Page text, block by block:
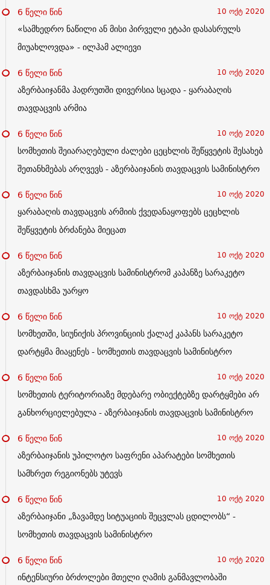
6 წელი წინ
10 ოქტ 2020
«სამხედრო ნაწილი ან მისი პირველი ეტაპი დასასრულს
მიუახლოვდა» - ილჰამ ალიევი
6 წელი წინ
10 ოქტ 2020
აზერბაიჯანმა ჰადრუთში დივერსია სცადა - ყარაბაღის
თავდაცვის არმია
6 წელი წინ
10 ოქტ 2020
სომხეთის შეიარაღებული ძალები ცეცხლის შეწყვეტის შესახებ
შეთანხმებას არღვევს - აზერბაიჯანის თავდაცვის სამინისტრო
6 წელი წინ
10 ოქტ 2020
ყარაბაღის თავდაცვის არმიის ქვედანაყოფებს ცეცხლის
შეწყვეტის ბრძანება მიეცათ
6 წელი წინ
10 ოქტ 2020
აზერბაიჯანის თავდაცვის სამინისტრომ კაპანზე სარაკეტო
თავდასხმა უარყო
6 წელი წინ
10 ოქტ 2020
სომხეთში, სიუნიქის პროვინციის ქალაქ კაპანს სარაკეტო
დარტყმა მიაყენეს - სომხეთის თავდაცვის სამინისტრო
6 წელი წინ
10 ოქტ 2020
სომხეთის ტერიტორიაზე მდებარე ობიექტებზე დარტყმები არ
განხორციელებულა - აზერბაიჯანის თავდაცვის სამინისტრო
6 წელი წინ
10 ოქტ 2020
აზერბაიჯანის უპილოტო საფრენი აპარატები სომხეთის
სამხრეთ რეგიონებს უტევს
6 წელი წინ
10 ოქტ 2020
აზერბაიჯანი „ზავამდე სიტუაციის შეცვლას ცდილობს“ -
სომხეთის თავდაცვის სამინისტრო
6 წელი წინ
10 ოქტ 2020
ინტენსიური ბრძოლები მთელი ღამის განმავლობაში